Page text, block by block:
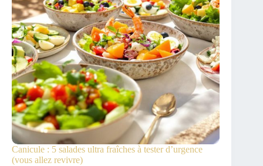
Canicule : 5 salades ultra fraîches à tester d’urgence
(vous allez revivre)